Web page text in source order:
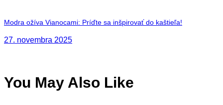
článku
Next
post:
Modra ožíva Vianocami: Príďte sa inšpirovať do kaštieľa!
27. novembra 2025
You May Also Like